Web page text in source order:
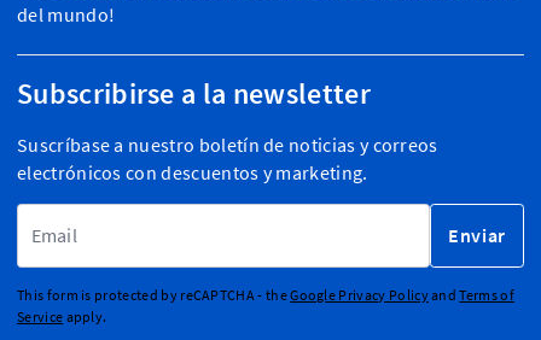
del mundo!
Subscribirse a la newsletter
Suscríbase a nuestro boletín de noticias y correos
electrónicos con descuentos y marketing.
Enviar
This form is protected by reCAPTCHA - theGoogle Privacy PolicyandTerms of
Service apply.